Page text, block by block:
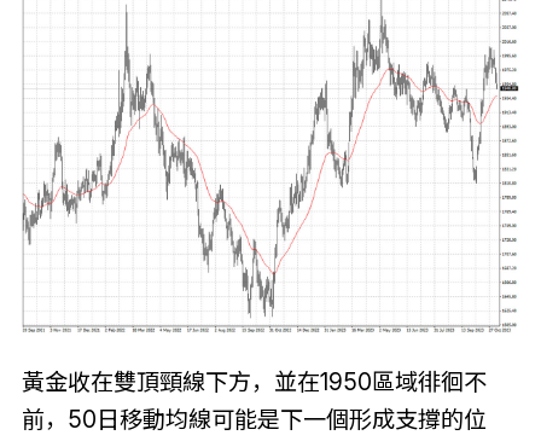
黃金收在雙頂頸線下方，並在1950區域徘徊不
前，50日移動均線可能是下一個形成支撐的位